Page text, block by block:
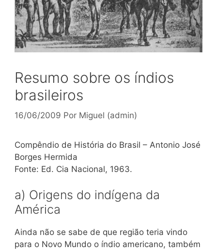
Resumo sobre os índios
brasileiros
16/06/2009 Por Miguel (admin)
Compêndio de História do Brasil – Antonio José
Borges Hermida
Fonte: Ed. Cia Nacional, 1963.
a) Origens do indígena da
América
Ainda não se sabe de que região teria vindo
para o Novo Mundo o índio americano, também